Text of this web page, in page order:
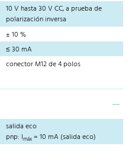
10 V hasta 30 V CC, a prueba de
polarización inversa
± 10 %
≤ 30 mA
conector M12 de 4 polos
salida eco
pnp: Imáx = 10 mA (salida eco)